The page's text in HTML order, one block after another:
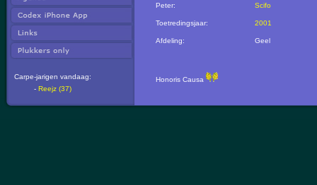
Carpe-jarigen vandaag:
- Reejz (37)
Peter: Scifo
Toetredingsjaar: 2001
Afdeling: Geel
Honoris Causa